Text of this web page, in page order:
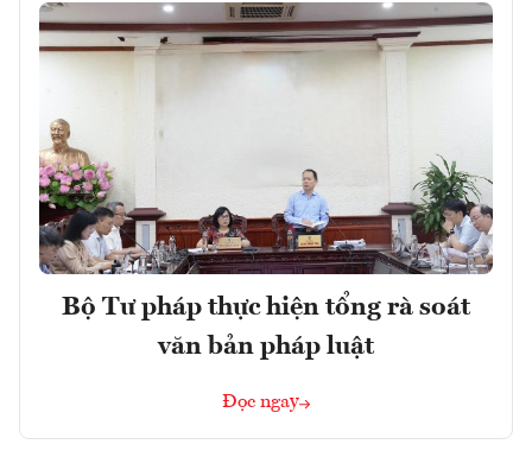
Bộ Tư pháp thực hiện tổng rà soát
văn bản pháp luật
Đọc ngay